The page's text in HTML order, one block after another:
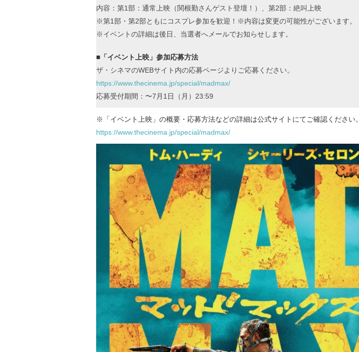
内容：第1部：通常上映（関根勤さんゲスト登壇！）、第2部：絶叫上映
※第1部・第2部ともにコスプレ参加を歓迎！※内容は変更の可能性がございます。
※イベントの詳細は後日、当選者へメールでお知らせします。
■「イベント上映」参加応募方法
ザ・シネマのWEBサイト内の応募ページよりご応募ください。
https://www.thecinema.jp/special/madmax/
応募受付期間：〜7月1日（月）23:59
※「イベント上映」の概要・応募方法などの詳細は公式サイトにてご確認ください。
https://www.thecinema.jp/special/madmax/